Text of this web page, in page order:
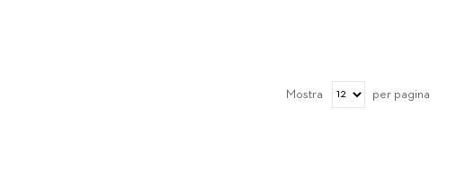
Mostra per pagina